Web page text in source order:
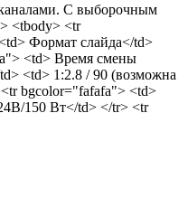
С выборочным
<tbody> <tr
Формат слайда</td>
<td> Время смены
<td> 1:2.8 / 90 (возможна
bgcolor="fafafa"> <td>
150 Вт</td> </tr> <tr